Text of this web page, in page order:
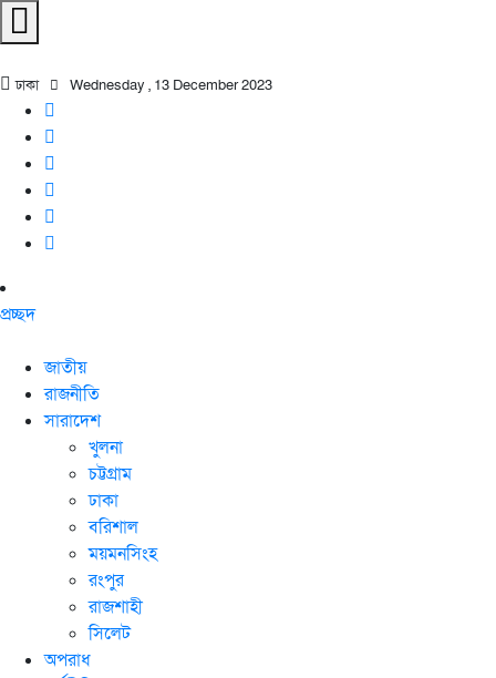
ঢাকা Wednesday , 13 December 2023
প্রচ্ছদ
জাতীয়
রাজনীতি
সারাদেশ
খুলনা
চট্টগ্রাম
ঢাকা
বরিশাল
ময়মনসিংহ
রংপুর
রাজশাহী
সিলেট
অপরাধ